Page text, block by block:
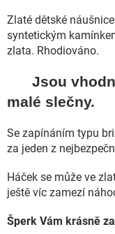
Zlaté dětské
syntetickým
zlata. Rhodiováno.
Jsou
malé slečny.
Se zapínáním typu
za jeden z
Háček se může ve
ještě víc zamezí
Šperk Vám krásně